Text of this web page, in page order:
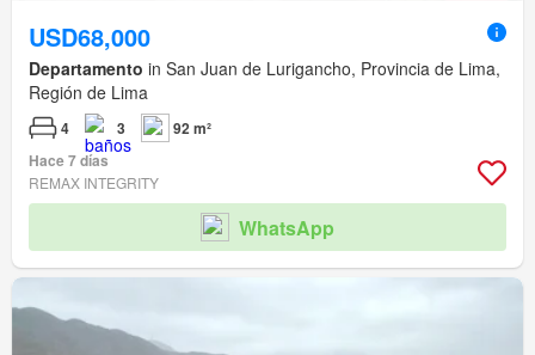
USD68,000
Departamento in San Juan de Lurigancho, Provincia de Lima,
Región de Lima
4 3
92 m²
Hace 7 días
REMAX INTEGRITY
WhatsApp